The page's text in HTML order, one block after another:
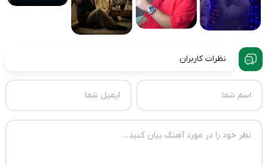
نظرات کاربران